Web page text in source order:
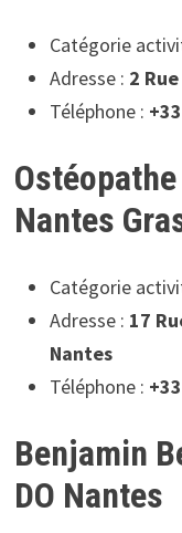
Catégorie
Adresse : 2
Téléphone :
Nantes
Catégorie
Adresse : 17
Nantes
Téléphone :
Benjamin
DO Nantes